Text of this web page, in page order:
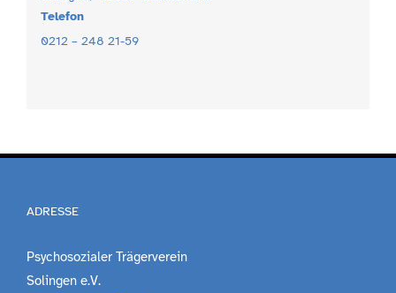
Telefon
0212 – 248 21-59
ADRESSE
Psychosozialer Trägerverein
Solingen e.V.